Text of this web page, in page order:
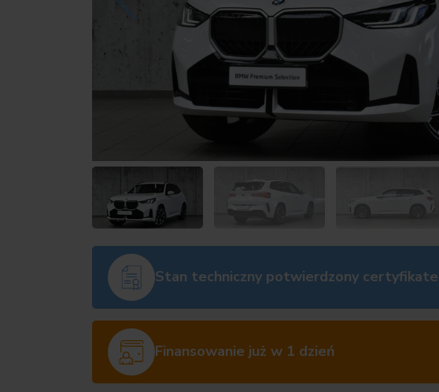
Stan techniczny potwierdzony
Finansowanie już w 1 dzień